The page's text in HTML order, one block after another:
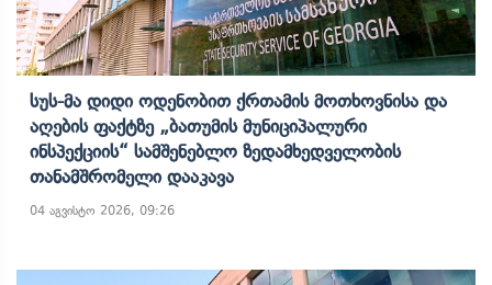
Სუს-Მა Დიდი Ოდენობით Ქრთამის Მოთხოვნისა Და
Აღების Ფაქტზე „ბათუმის Მუნიციპალური
Ინსპექციის“ Სამშენებლო Ზედამხედველობის
Თანამშრომელი Დააკავა
04 აგვისტო 2026, 09:26